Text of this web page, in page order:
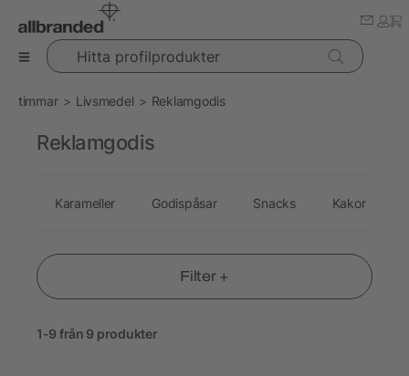
Hitta profilprodukter
timmar Livsmedel Reklamgodis
Filter +
1-9 från 9 produkter
Reklamgodis
Karameller Godispåsar Snacks Kakor